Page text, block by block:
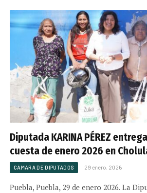
Diputada KARINA PÉREZ
cuesta de enero 2026 en
CÁMARA DE DIPUTADOS 29 enero, 2026
Puebla, Puebla, 29 de enero 2026. La